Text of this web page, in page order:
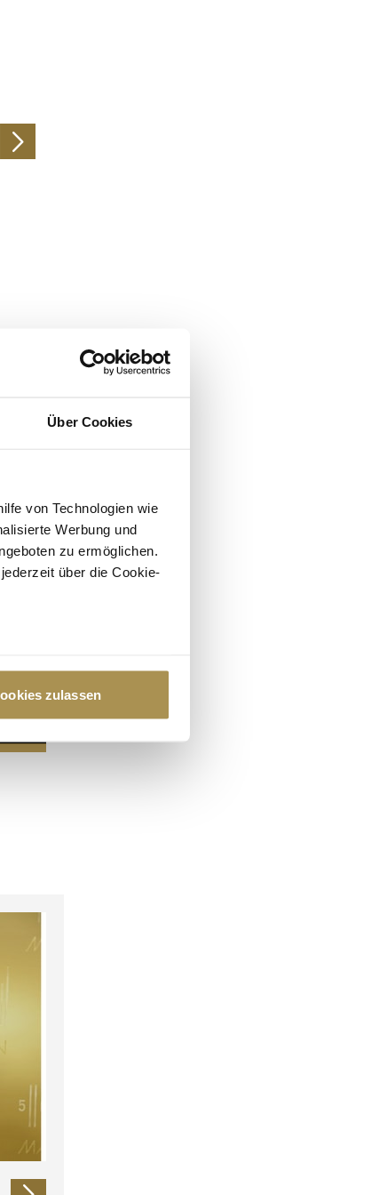
Über Cookies
von Technologien wie
Werbung und
zu ermöglichen.
über die Cookie-
im
anbieten zu können
diese Informationen
Rahmen Ihrer Nutzung
zulassen